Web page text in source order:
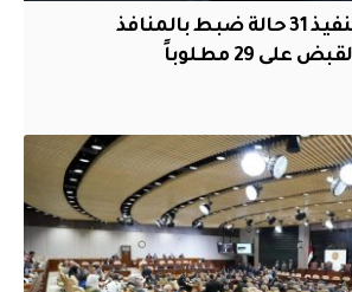
الأمن الوطني: تنفيذ 31 حالة ضبط بالمنافذ
29 مطلوباً